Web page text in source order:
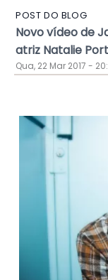
POST DO BLOG
Novo vídeo de
atriz Natalie
Qua, 22 Mar 2017 -